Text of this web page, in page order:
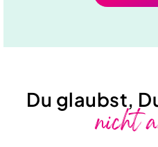
Du glaubst,
nicht